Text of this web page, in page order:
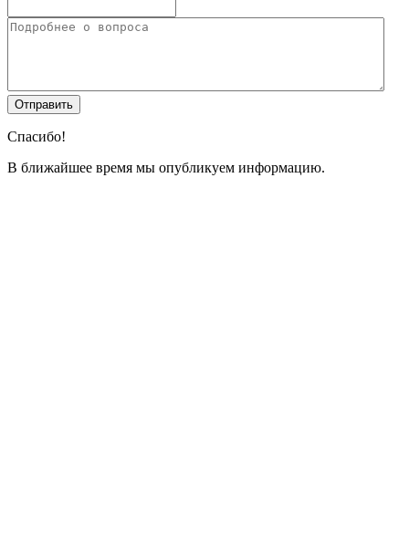
Спасибо!
В ближайшее время мы опубликуем информацию.